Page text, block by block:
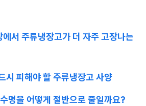
서 주류냉장고가 더 자주 고장나는
시 피해야 할 주류냉장고 사양
명을 어떻게 절반으로 줄일까요?